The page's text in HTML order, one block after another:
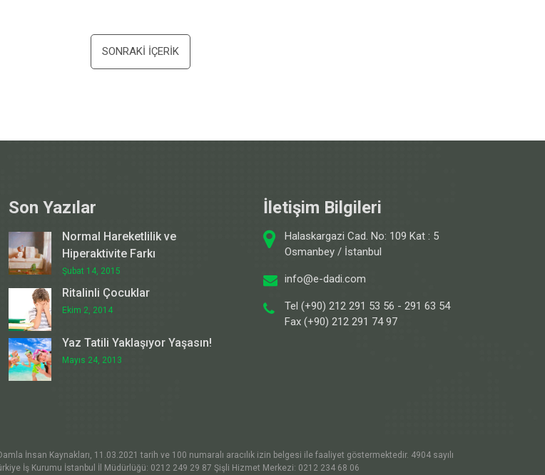
SONRAKI İÇERIK
Son Yazılar
Normal Hareketlilik ve
Hiperaktivite Farkı
Şubat 14, 2015
Ritalinli Çocuklar
Ekim 2, 2014
Yaz Tatili Yaklaşıyor Yaşasın!
Mayıs 24, 2013
İletişim Bilgileri
Halaskargazi Cad. No: 109 Kat : 5
Osmanbey / İstanbul
info@e-dadi.com
Tel (+90) 212 291 53 56 - 291 63 54
Fax (+90) 212 291 74 97
İnsan Kaynakları, 11.03.2021 tarih ve 100 numaralı aracılık izin belgesi ile faaliyet göstermektedir. 4904 sayılı
İş Kurumu İstanbul İl Müdürlüğü: 0212 249 29 87 Şişli Hizmet Merkezi: 0212 234 68 06